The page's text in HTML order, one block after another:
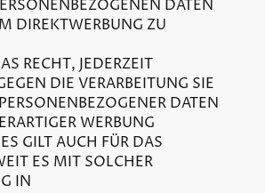
DATEN
DIREKTWERBUNG ZU
RECHT, JEDERZEIT
DIE VERARBEITUNG SIE
DATEN
WERBUNG
GILT AUCH FÜR DAS
ES MIT SOLCHER
IN